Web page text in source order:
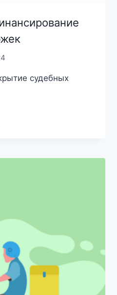
судебных